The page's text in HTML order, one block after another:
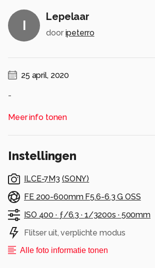
I
Lepelaar
door ipeterro
25 april, 2020
-
Alle rechten voorbehouden
Meer info tonen
Instellingen
ILCE-7M3 (SONY)
FE 200-600mm F5.6-6.3 G OSS
ISO 400 · ƒ/6.3 · 1/3200s · 500mm
Flitser uit, verplichte modus
Alle foto informatie tonen